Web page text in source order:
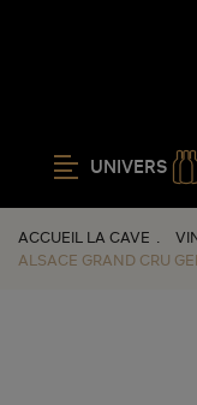
UNIVERS
ACCUEIL LA CAVE
ALSACE GRAND CRU